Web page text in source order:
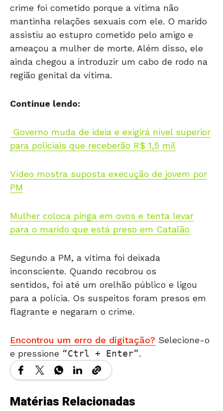
crime foi cometido porque a vítima não
mantinha relações sexuais com ele. O marido
assistiu ao estupro cometido pelo amigo e
ameaçou a mulher de morte. Além disso, ele
ainda chegou a introduzir um cabo de rodo na
região genital da vítima.
Continue lendo:
Governo muda de ideia e exigirá nível superior
para policiais que receberão R$ 1,5 mil
Vídeo mostra suposta execução de jovem por
PM
Mulher coloca pinga em ovos e tenta levar
para o marido que está preso em Catalão
Segundo a PM, a vítima foi deixada
inconsciente. Quando recobrou os
sentidos, foi até um orelhão público e ligou
para a polícia. Os suspeitos foram presos em
flagrante e negaram o crime.
Encontrou um erro de digitação? Selecione-o
e pressione
Ctrl + Enter .
Matérias Relacionadas